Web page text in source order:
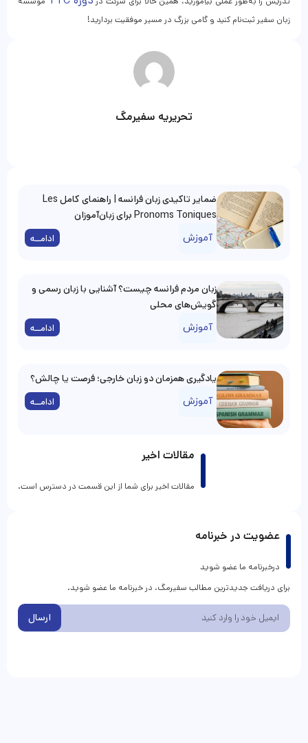
زبان سفیر ثبت‌نام کنید و گامی بزرگ در مسیر موفقیت بردارید!
تحریریه سفیرمگ
مقالات اخیر
مقالات اخیر برای شما از این قسمت در دسترس است.
ضمایر تاکیدی زبان فرانسه | راهنمای کامل Les
Pronoms Toniques برای زبان‌آموزان
آموزش ادامــه
زبان مردم فرانسه چیست؟ آشنایی با زبان رسمی و
گویش‌های محلی
آموزش ادامــه
یادگیری همزمان دو زبان خارجی؛ فرصت یا چالش؟
آموزش ادامــه
عضویت در خبرنامه
درخبرنامه ما عضو شوید
برای دریافت جدیدترین مطالب سفیرمگ، در خبرنامه ما عضو شوید.
ارسال